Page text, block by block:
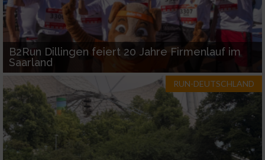
B2Run Dillingen feiert 20 Jahre Firmenlauf im
Saarland
RUN-DEUTSCHLAND